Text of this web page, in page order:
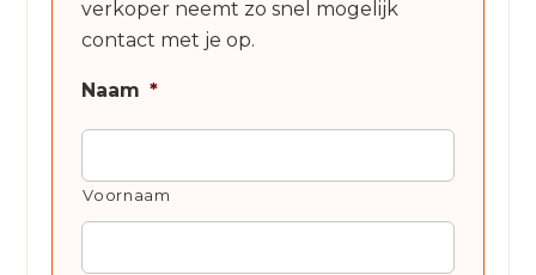
verkoper neemt zo snel mogelijk
contact met je op.
Naam *
Voornaam